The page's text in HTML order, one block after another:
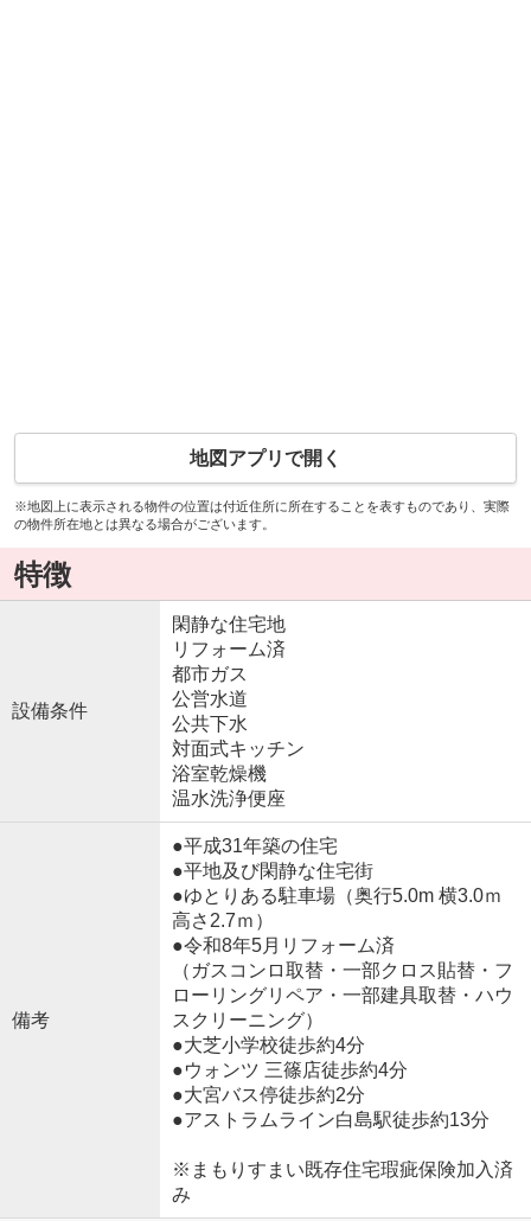
地図アプリで開く
※地図上に表示される物件の位置は付近住所に所在することを表すものであり、実際
の物件所在地とは異なる場合がございます。
特徴
設備条件
閑静な住宅地
リフォーム済
都市ガス
公営水道
公共下水
対面式キッチン
浴室乾燥機
温水洗浄便座
備考
●平成31年築の住宅
●平地及び閑静な住宅街
●ゆとりある駐車場（奥行5.0m 横3.0ｍ
高さ2.7ｍ）
●令和8年5月リフォーム済
（ガスコンロ取替・一部クロス貼替・フ
ローリングリペア・一部建具取替・ハウ
スクリーニング）
●大芝小学校徒歩約4分
●ウォンツ 三篠店徒歩約4分
●大宮バス停徒歩約2分
●アストラムライン白島駅徒歩約13分
※まもりすまい既存住宅瑕疵保険加入済
み